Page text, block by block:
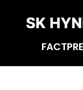
FACT